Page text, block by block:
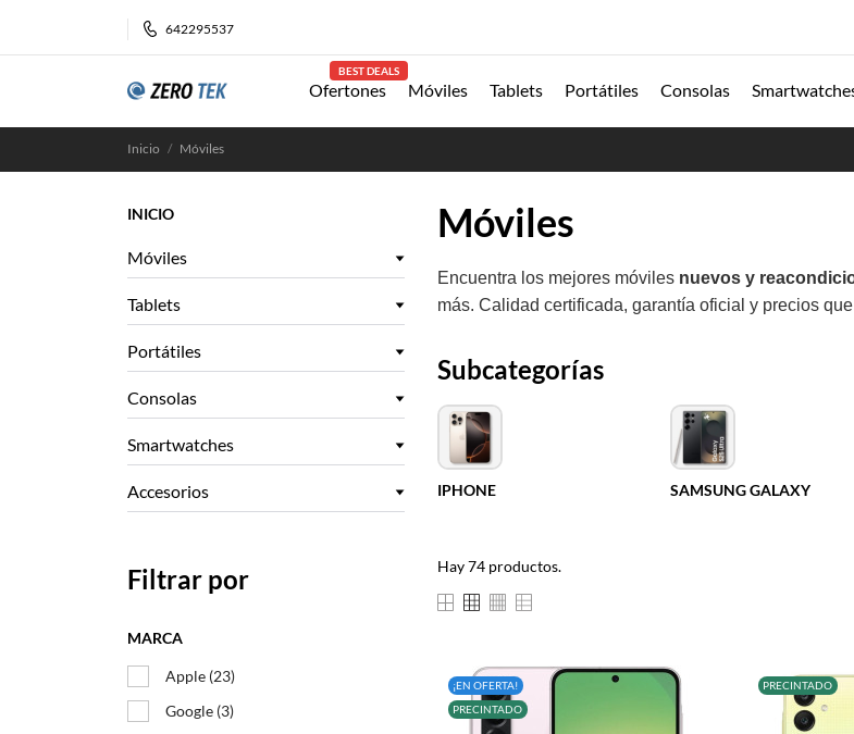
642295537
Ofertones
BEST DEALS
Móviles Tablets Portátiles Consolas
Inicio Móviles
INICIO
Móviles
Tablets
Portátiles
Consolas
Smartwatches
Accesorios
Filtrar por
MARCA
Apple (23)
Google (3)
Móviles
Encuentra los mejores móviles nuevos y
más. Calidad certificada, garantía oficial y precios
Subcategorías
IPHONE SAMSUNG GALAXY
Hay 74 productos.
¡EN OFERTA!
PRECINTADO
PRECINTADO